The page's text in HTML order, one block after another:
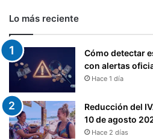
Lo más reciente
Cómo detectar
con alertas
Hace 1 día
Reducción del
10 de agosto
Hace 2 días